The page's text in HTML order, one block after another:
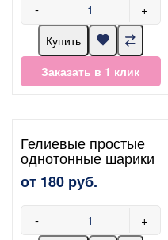
- +
Купить
Заказать в 1 клик
Гелиевые простые
однотонные шарики
от 180 руб.
- +